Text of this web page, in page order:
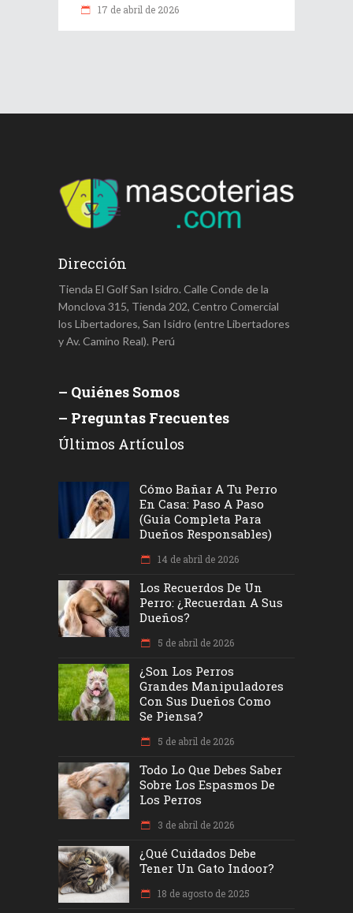
17 de abril de 2026
Dirección
Tienda El Golf San Isidro. Calle Conde de la
Monclova 315, Tienda 202, Centro Comercial
los Libertadores, San Isidro (entre Libertadores
y Av. Camino Real). Perú
– Quiénes Somos
– Preguntas Frecuentes
Últimos Artículos
Cómo Bañar A Tu Perro
En Casa: Paso A Paso
(Guía Completa Para
Dueños Responsables)
14 de abril de 2026
Los Recuerdos De Un
Perro: ¿recuerdan A Sus
Dueños?
5 de abril de 2026
¿Son Los Perros
Grandes Manipuladores
Con Sus Dueños Como
Se Piensa?
5 de abril de 2026
Todo Lo Que Debes Saber
Sobre Los Espasmos De
Los Perros
3 de abril de 2026
¿Qué Cuidados Debe
Tener Un Gato Indoor?
18 de agosto de 2025